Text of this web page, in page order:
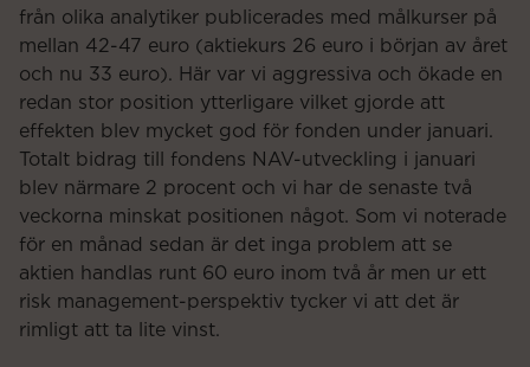
från olika analytiker publicerades med målkurser på
mellan 42-47 euro (aktiekurs 26 euro i början av året
och nu 33 euro). Här var vi aggressiva och ökade en
redan stor position ytterligare vilket gjorde att
effekten blev mycket god för fonden under januari.
Totalt bidrag till fondens NAV-utveckling i januari
blev närmare 2 procent och vi har de senaste två
veckorna minskat positionen något. Som vi noterade
för en månad sedan är det inga problem att se
aktien handlas runt 60 euro inom två år men ur ett
risk management-perspektiv tycker vi att det är
rimligt att ta lite vinst.